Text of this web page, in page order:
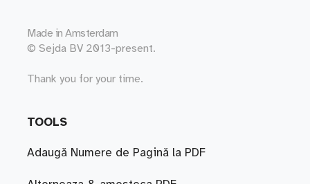
Made in Amsterdam
© Sejda BV 2013-present.
Thank you for your time.
TOOLS
Adaugă Numere de Pagină la PDF